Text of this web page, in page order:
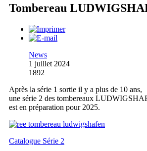
Tombereau
News
1 juillet 2024
1892
Après la série 1 sortie il y a plus de 10 ans,
une série 2 des tombereaux
est en préparation pour 2025.
Catalogue Série 2